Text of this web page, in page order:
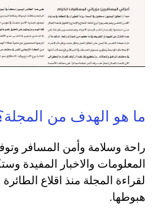
ما هو الهدف من
راحة وسلامة وأمن المسافر
المعلومات والاخبار المفيدة
لقراءة المجلة منذ اقلاع الطائرة
هبوطها.